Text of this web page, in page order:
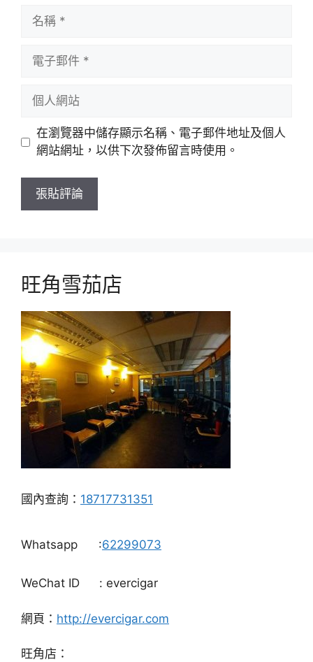
站
在瀏覽器中儲存顯示名稱、電子郵件地址及個人
網站網址，以供下次發佈留言時使用。
旺角雪茄店
國內查詢： 18717731351
Whatsapp :62299073
WeChat ID : evercigar
網頁： http://evercigar.com
旺角店：